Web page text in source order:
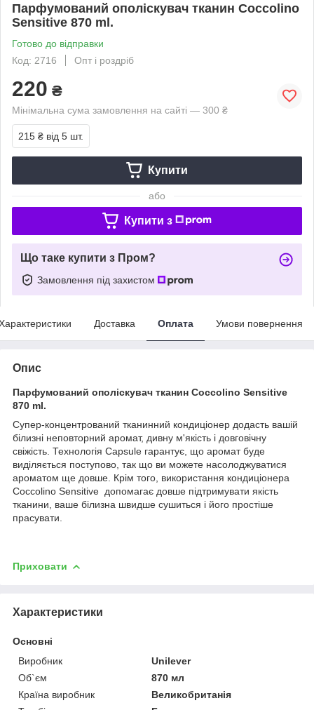
Парфумований ополіскувач тканин Coccolino
Sensitive 870 ml.
Готово до відправки
Код: 2716
Опт і роздріб
220 ₴
Мінімальна сума замовлення на сайті — 300 ₴
215 ₴ від 5 шт.
Купити
або
Купити з
Що таке купити з Пром?
Замовлення під захистом
Доставка Оплата Умови повернення
Опис
Парфумований ополіскувач тканин Coccolino Sensitive
870 ml.
Супер-концентрований тканинний кондиціонер додасть вашій
білизні неповторний аромат, дивну м'якість і довговічну
свіжість. Технологія Capsule гарантує, що аромат буде
виділяється поступово, так що ви можете насолоджуватися
ароматом ще довше. Крім того, використання кондиціонера
Coccolino Sensitive допомагає довше підтримувати якість
тканини, ваше білизна швидше сушиться і його простіше
прасувати.
Приховати
Характеристики
Основні
Виробник
Unilever
Об`єм
870 мл
Країна виробник
Великобританія